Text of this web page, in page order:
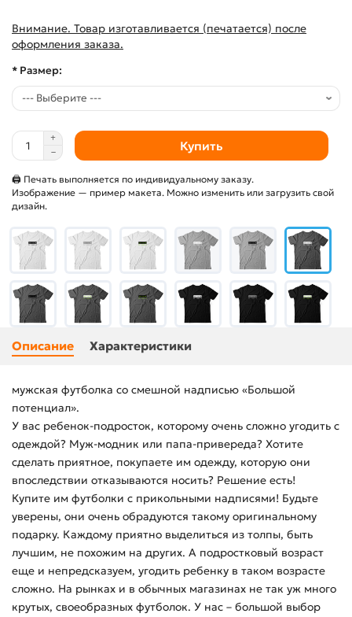
Внимание. Товар изготавливается (печатается) после
оформления заказа.
* Размер:
Купить
🖨 Печать выполняется по индивидуальному заказу.
Изображение — пример макета. Можно изменить или загрузить свой
дизайн.
Описание Характеристики
мужская футболка со смешной надписью «Большой
потенциал».
У вас ребенок-подросток, которому очень сложно угодить с
одеждой? Муж-модник или папа-привереда? Хотите
сделать приятное, покупаете им одежду, которую они
впоследствии отказываются носить? Решение есть!
Купите им футболки с прикольными надписями! Будьте
уверены, они очень обрадуются такому оригинальному
подарку. Каждому приятно выделиться из толпы, быть
лучшим, не похожим на других. А подростковый возраст
еще и непредсказуем, угодить ребенку в таком возрасте
сложно. На рынках и в обычных магазинах не так уж много
крутых, своеобразных футболок. У нас – большой выбор